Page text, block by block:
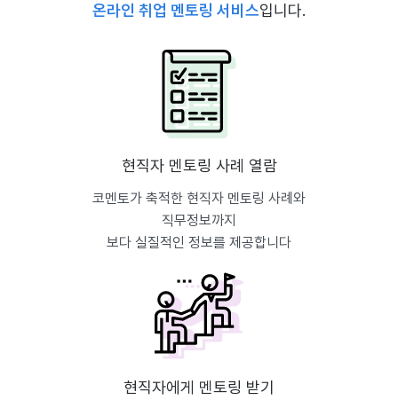
온라인 취업 멘토링 서비스입니다.
현직자 멘토링 사례 열람
코멘토가 축적한 현직자 멘토링 사례와
직무정보까지
보다 실질적인 정보를 제공합니다
현직자에게 멘토링 받기